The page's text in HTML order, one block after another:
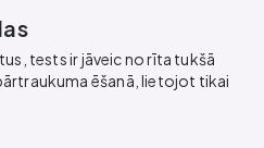
tests ir jāveic no rīta tukšā
ēšanā, lietojot tikai